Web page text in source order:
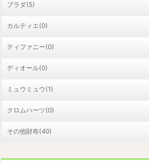
プラダ(5)
カルティエ(0)
ティファニー(0)
ディオール(0)
ミュウミュウ(1)
クロムハーツ(0)
その他財布(40)